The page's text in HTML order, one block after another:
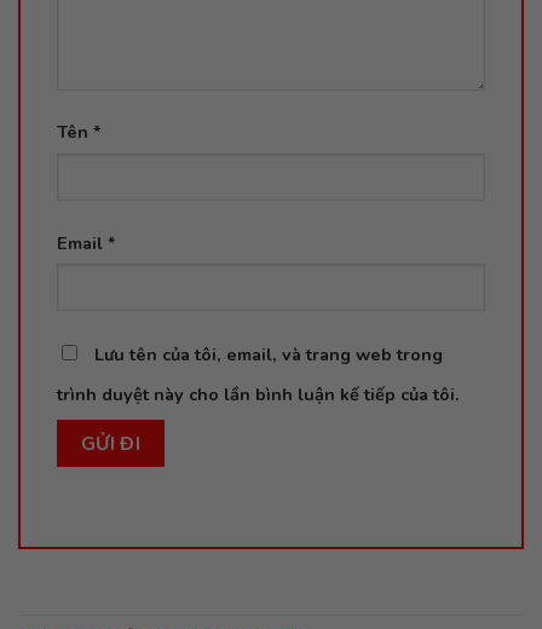
Tên *
Email *
Lưu tên của tôi, email, và trang web trong
trình duyệt này cho lần bình luận kế tiếp của tôi.